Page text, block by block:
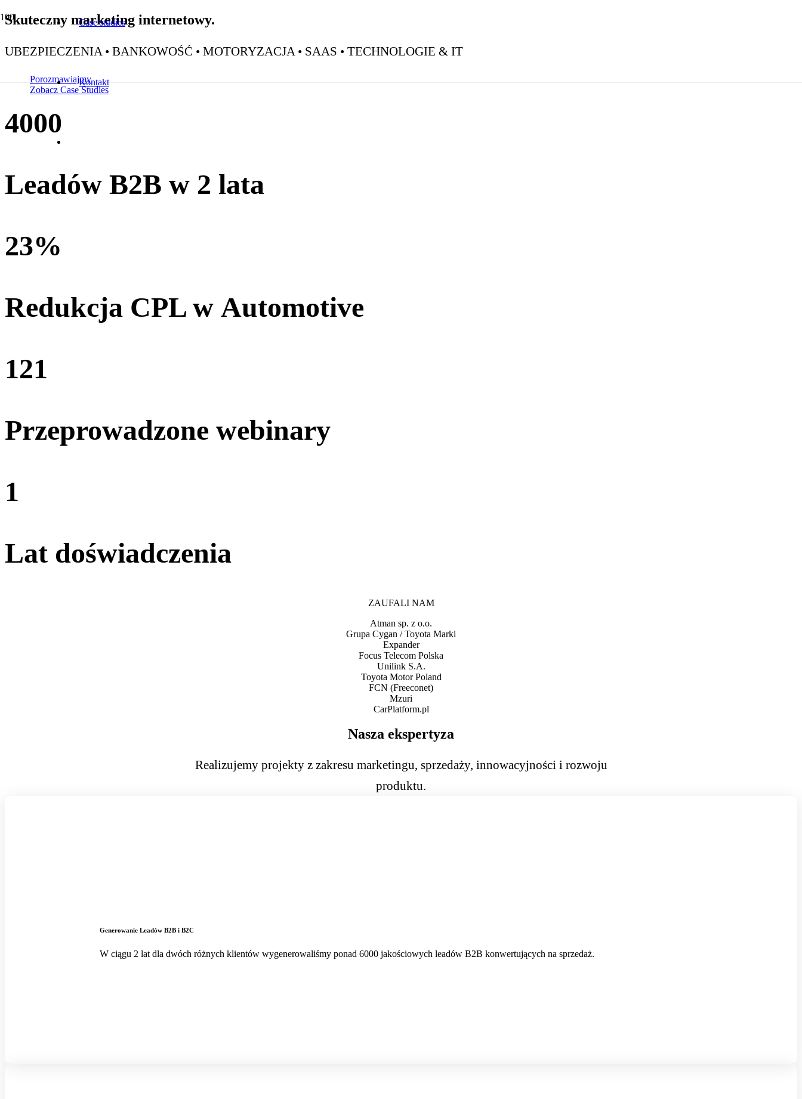
Case studies
Kontakt
Skuteczny marketing internetowy.
UBEZPIECZENIA • BANKOWOŚĆ • MOTORYZACJA • SAAS • TECHNOLOGIE & IT
Porozmawiajmy
Zobacz Case Studies
4000
Leadów B2B w 2 lata
23%
Redukcja CPL w Automotive
121
Przeprowadzone webinary
1
Lat doświadczenia
ZAUFALI NAM
Atman sp. z o.o.
Grupa Cygan / Toyota Marki
Expander
Focus Telecom Polska
Unilink S.A.
Toyota Motor Poland
FCN (Freeconet)
Mzuri
CarPlatform.pl
Nasza ekspertyza
Realizujemy projekty z zakresu marketingu, sprzedaży, innowacyjności i rozwoju
produktu.
Generowanie Leadów B2B i B2C
W ciągu 2 lat dla dwóch różnych klientów wygenerowaliśmy ponad 6000 jakościowych leadów B2B konwertujących na sprzedaż.